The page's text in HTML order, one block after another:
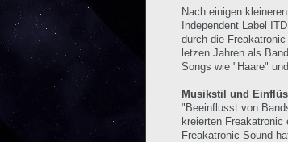
Nach einigen
Independent Label
durch die
letzen Jahren als
Songs wie "Haare"
Musikstil und
"Beeinflusst von
kreierten
Freakatronic Sound